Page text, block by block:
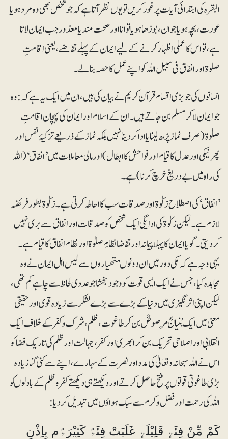
البقرہ کی ابتدائی آیات پر غور کریں تو یوں نظر آتا ہے کہ جو شخص بھی وہ مرد ہو یا
عورت ، بچہ ہویا جوان ، بوڑھا ہو یا توانا اور صحت مند یا معذور جب ایمان لاتا
ہے، تو اس کاعملی اظہار کرنے کے لیے ایمان کے پہلے تقاضے، یعنی اقامتِ
صلوۃ اور انفاق فی سبیل اللہ کو اپنے عمل کا حصہ بنالے۔
انسانوں کی جو بڑی اقسام قرآن کریم نے بیان کی ہیں، ان میں ایک یہ ہے کہ : وہ
جو ایمان لاکر مسلم بن جاتے ہیں۔ ان کے اسلام اور ایمان کی پہچان اقامتِ
صلوٰۃ (صرف نماز پڑھ لینا یا ادا کردینا نہیں بلکہ نماز کے ذریعے تزکیۂ نفس اور
پھر نیکی اور عدل کا قیام اور فواحش کا ابطال) اور مالی معاملات میں ’انفاق‘ (اللہ
کی راہ میں بے دریغ خرچ کرنا )ہے۔
’انفاق‘ کی اصطلاح زکوٰۃ اور صدقات سب کا احاطہ کرتی ہے ۔زکوٰۃ بطور فریضہ
لازم ہے۔ لیکن زکوٰۃ کی ادایگی ایک شخص کو صدقات اور انفاق سے بری نہیں
کر دیتی ۔ گویا ایمان کا پہلا پیمانہ اور تقاضا نظامِ صلوٰۃ اور نظام انفاق کا قیام ہے۔
یہی وجہ ہے کہ مکی دور میں ان دونوںہتھیاروں سے لیس اہل ایمان نے وہ
مجاہدہ کیا ، جس نے ایک ایسی قوت کو وجود بخشا جو عددی لحاظ سے چاہے کم تھی،
لیکن اپنی اثر نگیزی میں دنیا کے بڑے سے بڑے لشکر سے زیادہ قوی اور حقیقی
معنی میں ایک بُنیانٌ مَرصوصٌ بن کر طاغوت ،ظلم ، شرک و کفر کے خلاف ایک
انقلابی اور اصلاحی تحریک بن کر ابھری اور کفر، جہالت اورظلم کی تاریک فضا کو
اس نے اللہ سبحانہ وتعالیٰ کی مدد اور نصرت کے سہارے، اپنے سے کئی گنا زیادہ
بڑی طاغوتی قوتوں پر فتح حاصل کرتے اور دیکھتے ہی دیکھتے کفر و ظلم کے بادلوںکو
اللہ کی رحمت اور فضل و کرم سے سبک ہواؤں میں تبدیل کر دیا :
کَمْ مِّنْ فِئَۃٍ قَلِیْلَۃٍ غَلَبَتْ فِئَۃً کَثِیْرَۃًم بِاِذْنِ